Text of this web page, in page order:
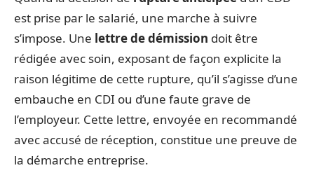
est prise par le salarié, une marche à suivre
s’impose. Une lettre de démission doit être
rédigée avec soin, exposant de façon explicite la
raison légitime de cette rupture, qu’il s’agisse d’une
embauche en CDI ou d’une faute grave de
l’employeur. Cette lettre, envoyée en recommandé
avec accusé de réception, constitue une preuve de
la démarche entreprise.